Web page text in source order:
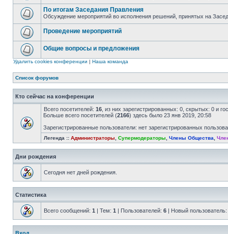
По итогам Заседания Правления
Обсуждение мероприятий во исполнения решений, принятых на
Проведение мероприятий
Общие вопросы и предложения
Удалить cookies конференции | Наша команда
Список форумов
Кто сейчас на конференции
Всего посетителей: 16 , из них зарегистрированных: 0, скрытых: 0 и
Больше всего посетителей (2166) здесь было 23 янв 2019, 20:58
Зарегистрированные пользователи: нет зарегистрированных
Легенда :: Администраторы Супермодераторы Члены Общества
Дни рождения
Сегодня нет дней рождения.
Статистика
Всего сообщений: 1 | Тем: 1 | Пользователей: 6 | Новый пользователь: